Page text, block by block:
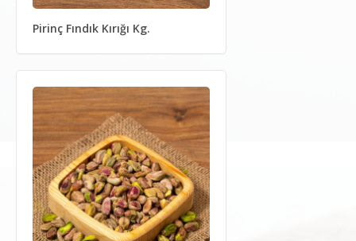
Pirinç Fındık Kırığı Kg.